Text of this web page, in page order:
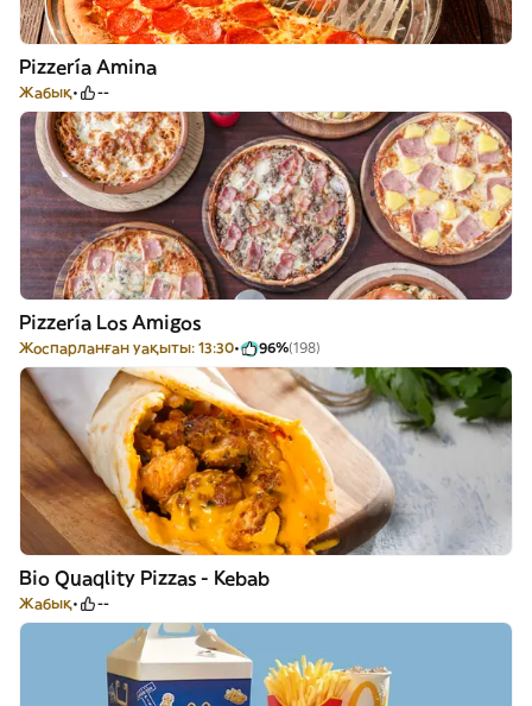
Pizzería Amina
Жабық --
Pizzería Los Amigos
Жоспарланған уақыты: 13:30 96%(198)
Bio Quaqlity Pizzas - Kebab
Жабық --